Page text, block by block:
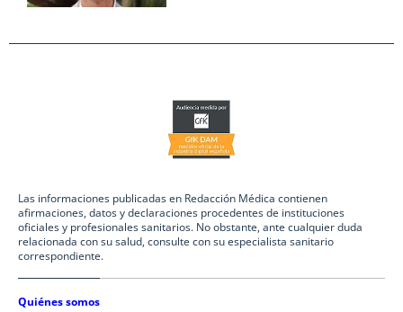
Las informaciones publicadas en Redacción Médica contienen
afirmaciones, datos y declaraciones procedentes de instituciones
oficiales y profesionales sanitarios. No obstante, ante cualquier duda
relacionada con su salud, consulte con su especialista sanitario
correspondiente.
Quiénes somos